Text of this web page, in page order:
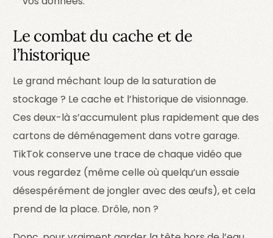
Le combat du cache et de
l’historique
Le grand méchant loup de la saturation de
stockage ? Le cache et l’historique de visionnage.
Ces deux-là s’accumulent plus rapidement que des
cartons de déménagement dans votre garage.
TikTok conserve une trace de chaque vidéo que
vous regardez (même celle où quelqu’un essaie
désespérément de jongler avec des œufs), et cela
prend de la place. Drôle, non ?